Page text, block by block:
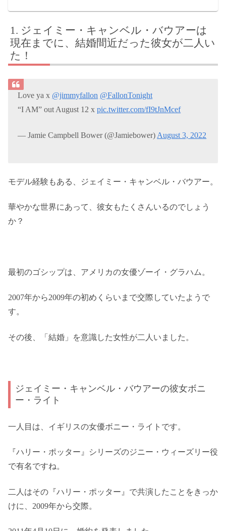
ジェイミー・キャンベル・バウアーは
現在までに、結婚間近だった彼女が二人い
た！
Love ya x @jimmyfallon @FallonTonight
“I AM” out August 12 xpic.twitter.com/fI9tJnMcef
— Jamie Campbell Bower (@Jamiebower) August 3, 2022
モデル経験もある、ジェイミー・キャンベル・バウアー。
華やかな世界にあって、彼女もたくさんいるのでしょう
か？
最初のゴシップは、アメリカの女優ゾーイ・グラハム。
2007年から2009年の初めくらいまで交際していたようで
す。
その後、「結婚」を意識した女性が二人いました。
ジェイミー・キャンベル・バウアーの彼女ボニ
ー・ライト
一人目は、イギリスの女優ボニー・ライトです。
『ハリー・ポッター』シリーズのジニー・ウィーズリー役
で有名ですね。
二人はその『ハリー・ポッター』で共演したことをきっか
けに、2009年から交際。